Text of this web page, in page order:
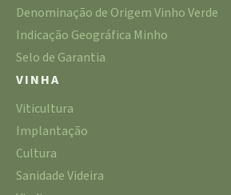
Denominação de Origem Vinho Verde
Indicação Geográfica Minho
Selo de Garantia
VINHA
Viticultura
Implantação
Cultura
Sanidade Videira